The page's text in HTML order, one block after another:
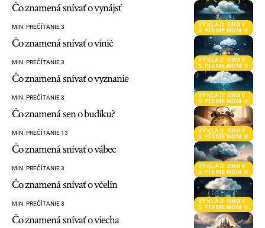
VÝKLAD SNOV
S PÍSMENOM V
Čo znamená snívať o vynájsť
MIN. PREČÍTANIE 3
VÝKLAD SNOV
S PÍSMENOM V
Čo znamená snívať o vinič
MIN. PREČÍTANIE 3
VÝKLAD SNOV
S PÍSMENOM V
Čo znamená snívať o vyznanie
MIN. PREČÍTANIE 3
VÝKLAD SNOV
S PÍSMENOM B
Čo znamená sen o budíku?
MIN. PREČÍTANIE 13
VÝKLAD SNOV
S PÍSMENOM V
Čo znamená snívať o vábec
MIN. PREČÍTANIE 3
VÝKLAD SNOV
S PÍSMENOM V
Čo znamená snívať o včelín
MIN. PREČÍTANIE 3
Čo znamená snívať o viecha